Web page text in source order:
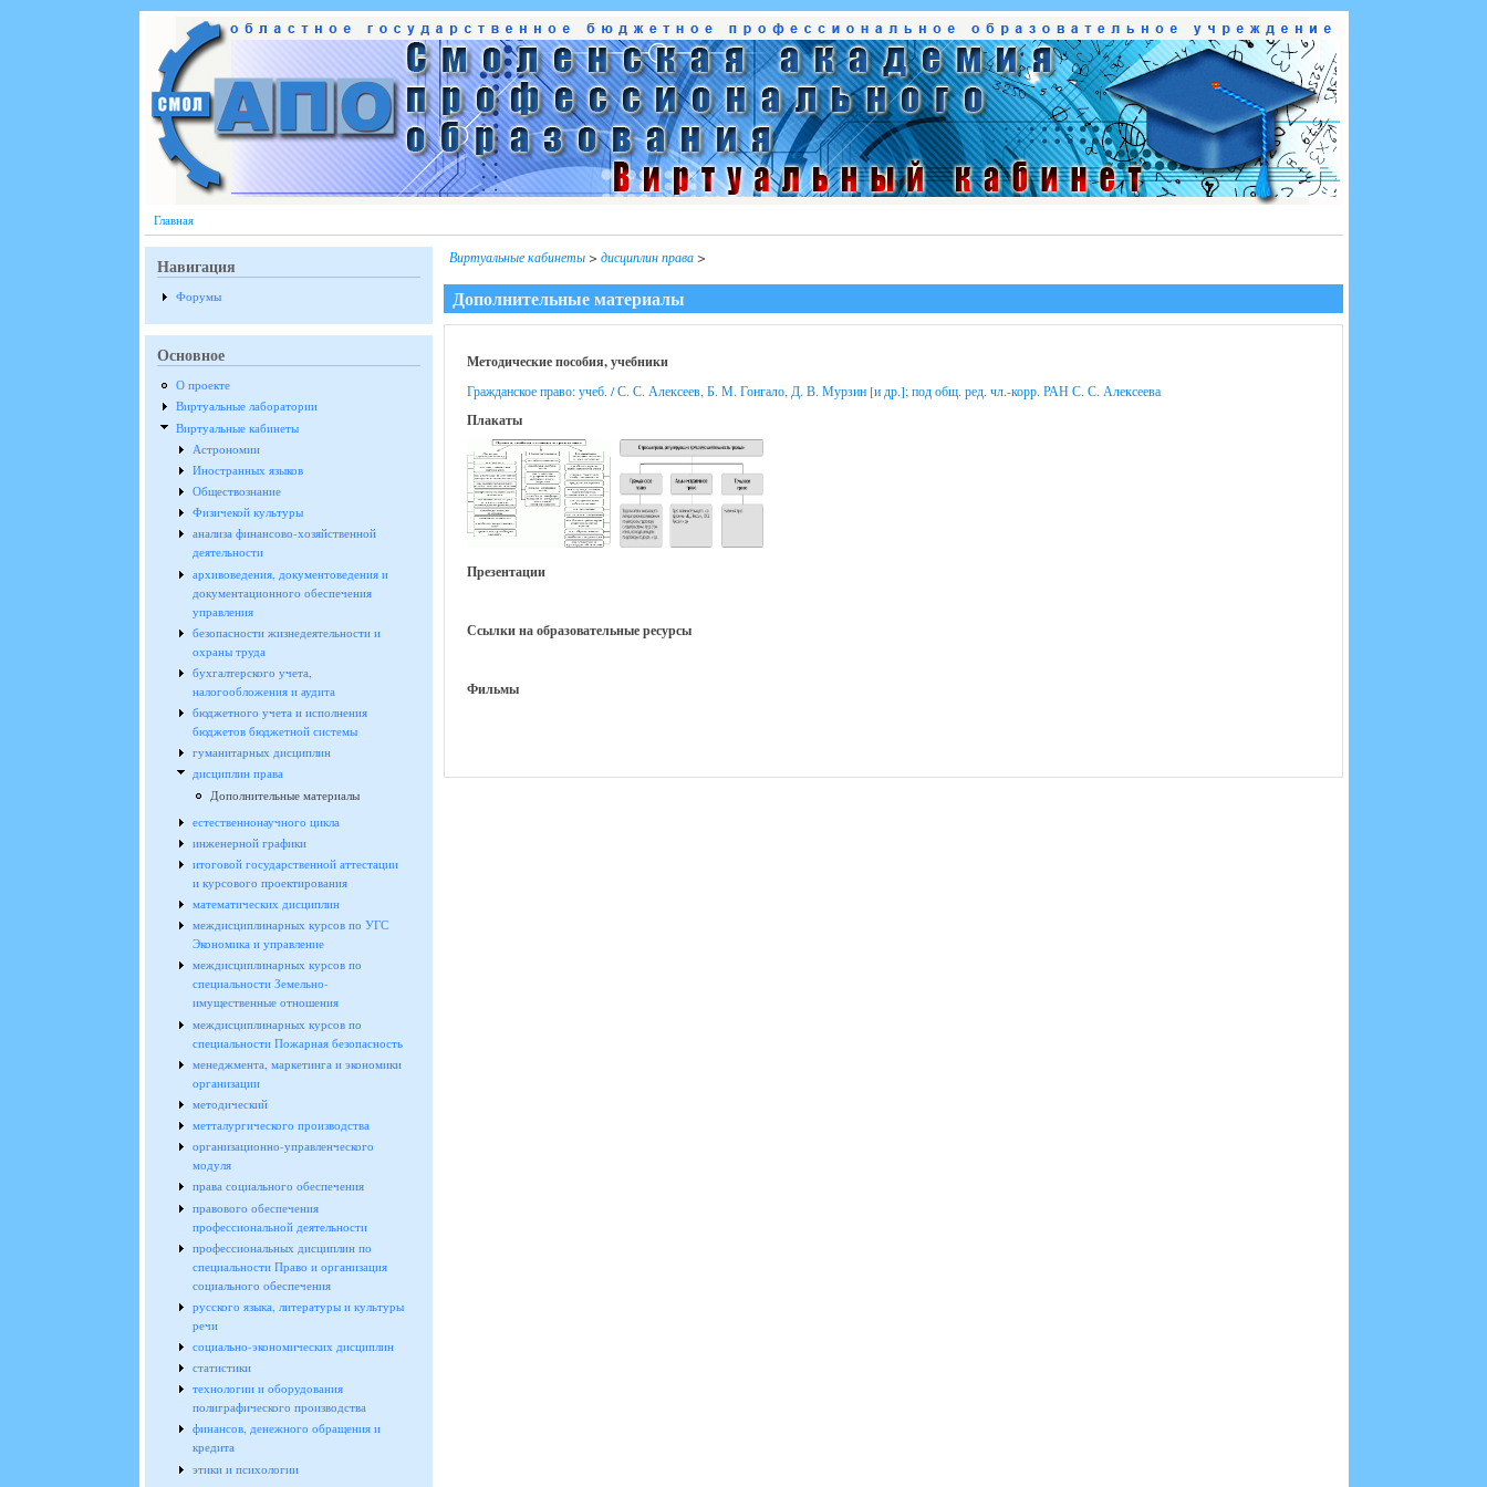
Главная
Виртуальные кабинеты >дисциплин права >
Дополнительные материалы
Методические пособия, учебники
Гражданское право: учеб. / С. С. Алексеев, Б. М. Гонгало, Д. В. Мурзин [и др.]; под общ. ред. чл.-корр. РАН С. С. Алексеева
Плакаты
Презентации
Ссылки на образовательные ресурсы
Фильмы
Навигация
Форумы
Основное
О проекте
Виртуальные лаборатории
Виртуальные кабинеты
Астрономии
Иностранных языков
Обществознание
Физичекой культуры
анализа финансово-хозяйственной
деятельности
архивоведения, документоведения и
документационного обеспечения
управления
безопасности жизнедеятельности и
охраны труда
бухгалтерского учета,
налогообложения и аудита
бюджетного учета и исполнения
бюджетов бюджетной системы
гуманитарных дисциплин
дисциплин права
Дополнительные материалы
естественнонаучного цикла
инженерной графики
итоговой государственной аттестации
и курсового проектирования
математических дисциплин
междисциплинарных курсов по УГС
Экономика и управление
междисциплинарных курсов по
специальности Земельно-
имущественные отношения
междисциплинарных курсов по
специальности Пожарная безопасность
менеджмента, маркетинга и экономики
организации
методический
метталургического производства
организационно-управленческого
модуля
права социального обеспечения
правового обеспечения
профессиональной деятельности
профессиональных дисциплин по
специальности Право и организация
социального обеспечения
русского языка, литературы и культуры
речи
социально-экономических дисциплин
статистики
технологии и оборудования
полиграфического производства
финансов, денежного обращения и
кредита
этики и психологии